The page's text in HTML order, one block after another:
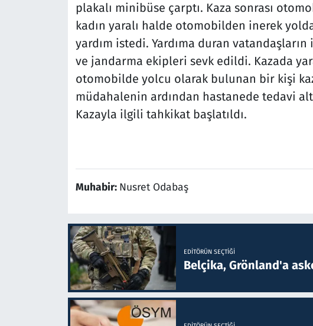
plakalı minibüse çarptı. Kaza sonrası
kadın yaralı halde otomobilden inerek
yardım istedi. Yardıma duran
ve jandarma ekipleri sevk edildi. Kazada
otomobilde yolcu olarak bulunan bir kişi
müdahalenin ardından hastanede tedavi
Kazayla ilgili tahkikat başlatıldı.
Muhabir: Nusret Odabaş
EDITÖRÜN SEÇTIĞI
Belçika, Grönland'a